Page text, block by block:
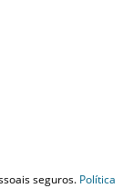
seguros. Política